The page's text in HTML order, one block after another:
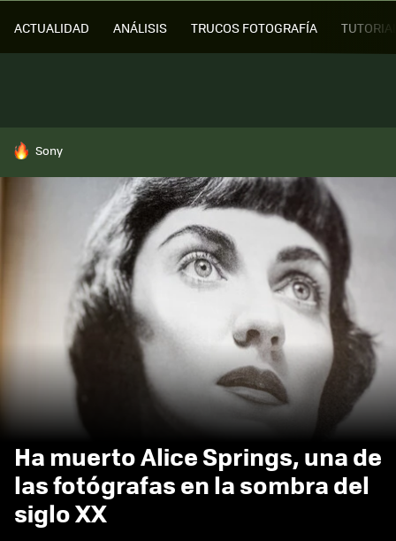
ACTUALIDAD ANÁLISIS TRUCOS FOTOGRAFÍA
HOY SE HABLA DE
Sony
Ha muerto Alice Springs, una de
las fotógrafas en la sombra del
siglo XX